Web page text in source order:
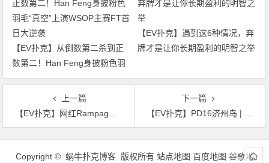
【EV扑克】从倒数第二杀到正
数第二！Han Feng身披粉色羽
毛“真空”上演WSOP主赛FT首日
【EV扑克】遇到这6种情况，弃
牌才是让你长期盈利的明智之举
上一篇
【EV扑克】网红Rampage遭遇双重BB亏掉六位数，心寒离开不愿再战
下一篇
【EV扑克】PD16济州岛 | 中国军团强势包揽主赛事九人决赛桌，李栋势不可挡以超大优势继续领跑
文
Copyright © 蜗牛扑克博客 版权所有 站点地图 百度地图 谷歌地